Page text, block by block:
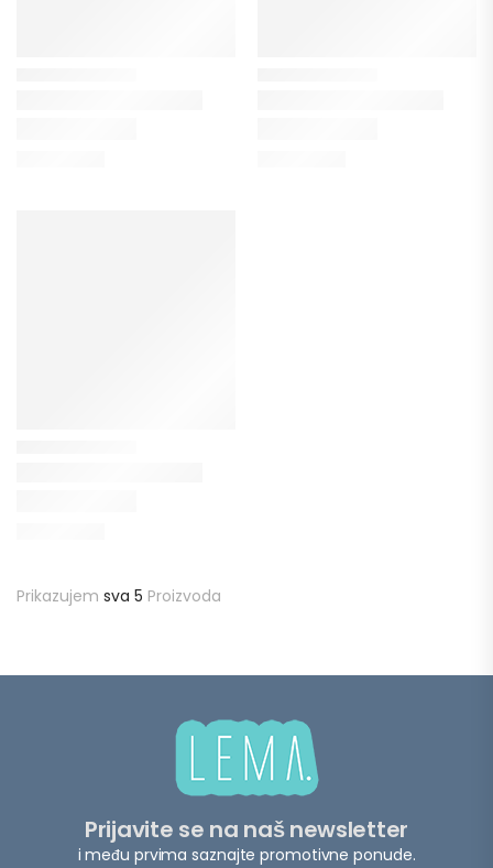
Prikazujem sva 5 Proizvoda
Prijavite se na naš newsletter
i među prvima saznajte promotivne ponude.